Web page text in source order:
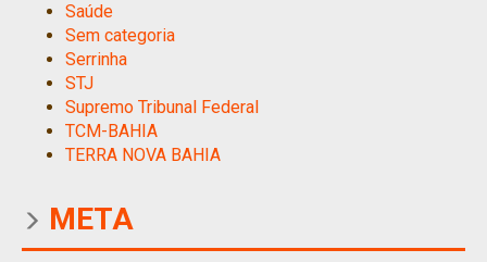
Saúde
Sem categoria
Serrinha
STJ
Supremo Tribunal Federal
TCM-BAHIA
TERRA NOVA BAHIA
META